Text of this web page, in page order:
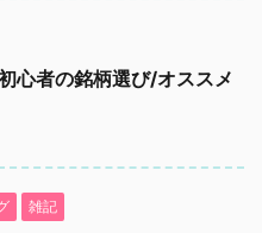
心者の銘柄選び/オススメ
雑記